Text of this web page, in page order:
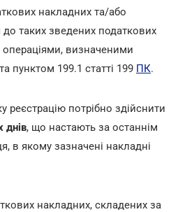
накладних та/або
до таких зведених податкових
визначеними
пунктом 199.1 статті 199 ПК.
реєстрацію потрібно здійснити
днів, що настають за останнім
в якому зазначені накладні
накладних, складених за